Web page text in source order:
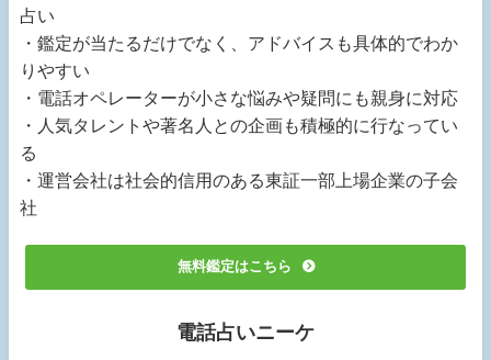
占い
・鑑定が当たるだけでなく、アドバイスも具体的でわか
りやすい
・電話オペレーターが小さな悩みや疑問にも親身に対応
・人気タレントや著名人との企画も積極的に行なってい
る
・運営会社は社会的信用のある東証一部上場企業の子会
社
無料鑑定はこちら
電話占いニーケ